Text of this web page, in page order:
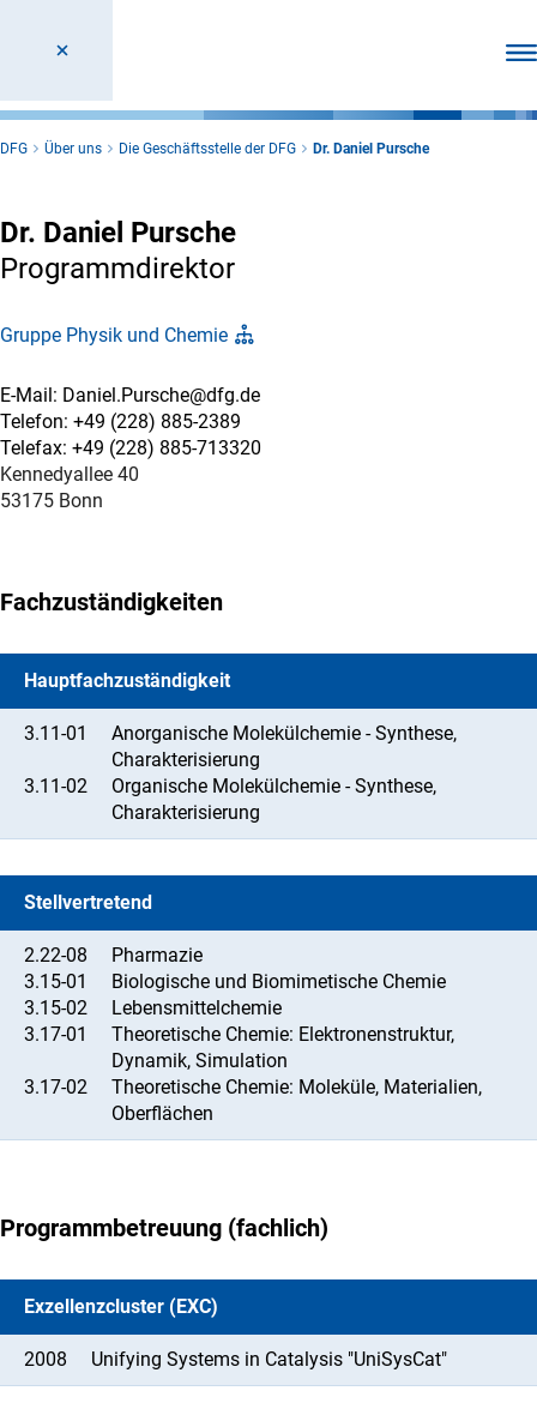
DFG Über uns Die Geschäftsstelle der DFG Dr. Daniel Pursche
Dr. Daniel Pursche
Programmdirektor
Gruppe Physik und Chemie
E-Mail: Daniel.Pursche@dfg.de
Telefon: +49 (228) 885-2389
Telefax: +49 (228) 885-713320
Kennedyallee 40
53175 Bonn
Fachzuständigkeiten
Hauptfachzuständigkeit
3.11-01
Anorganische Molekülchemie - Synthese,
Charakterisierung
3.11-02
Organische Molekülchemie - Synthese,
Charakterisierung
Stellvertretend
2.22-08
Pharmazie
3.15-01
Biologische und Biomimetische Chemie
3.15-02
Lebensmittelchemie
3.17-01
Theoretische Chemie: Elektronenstruktur,
Dynamik, Simulation
3.17-02
Theoretische Chemie: Moleküle, Materialien,
Oberflächen
Programmbetreuung (fachlich)
Exzellenzcluster (EXC)
2008 Unifying Systems in Catalysis "UniSysCat"